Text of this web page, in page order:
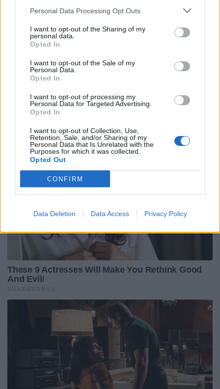
Personal Data Processing Opt Outs
I want to opt-out of the Sharing of my
personal data.
Opted In
I want to opt-out of the Sale of my
Personal Data.
Opted In
I want to opt-out of processing my
Personal Data for Targeted Advertising.
Opted In
I want to opt-out of Collection, Use,
Retention, Sale, and/or Sharing of my
Personal Data that Is Unrelated with the
Purposes for which it was collected.
Opted Out
CONFIRM
Data Deletion Data Access Privacy Policy